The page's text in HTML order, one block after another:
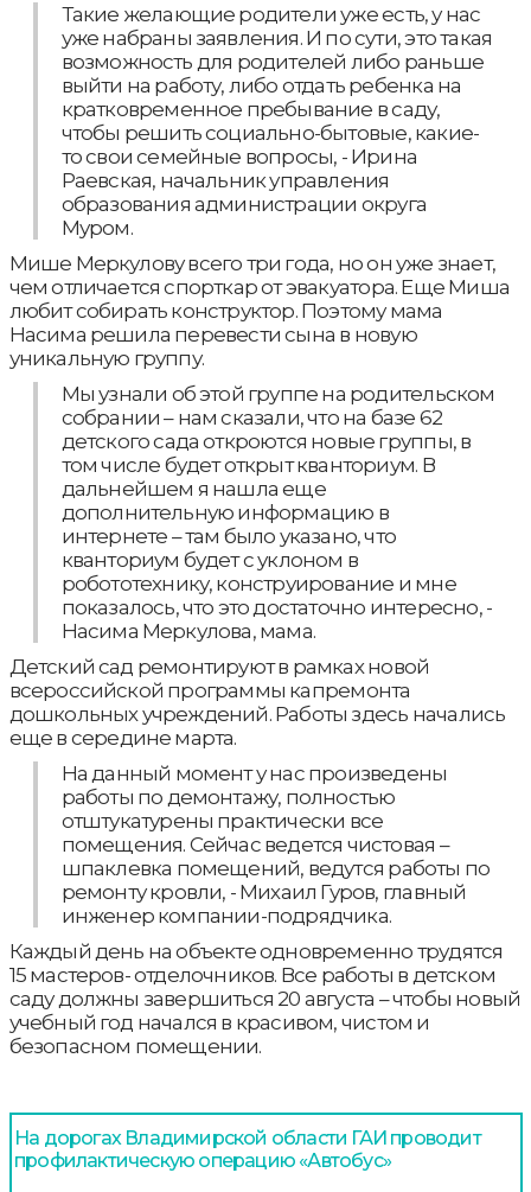
Такие желающие родители уже есть, у нас
уже набраны заявления. И по сути, это такая
возможность для родителей либо раньше
выйти на работу, либо отдать ребенка на
кратковременное пребывание в саду,
чтобы решить социально-бытовые, какие-
то свои семейные вопросы, - Ирина
Раевская, начальник управления
образования администрации округа
Муром.
Мише Меркулову всего три года, но он уже знает,
чем отличается спорткар от эвакуатора. Еще Миша
любит собирать конструктор. Поэтому мама
Насима решила перевести сына в новую
уникальную группу.
Мы узнали об этой группе на родительском
собрании – нам сказали, что на базе 62
детского сада откроются новые группы, в
том числе будет открыт кванториум. В
дальнейшем я нашла еще
дополнительную информацию в
интернете – там было указано, что
кванториум будет с уклоном в
робототехнику, конструирование и мне
показалось, что это достаточно интересно, -
Насима Меркулова, мама.
Детский сад ремонтируют в рамках новой
всероссийской программы капремонта
дошкольных учреждений. Работы здесь начались
еще в середине марта.
На данный момент у нас произведены
работы по демонтажу, полностью
отштукатурены практически все
помещения. Сейчас ведется чистовая –
шпаклевка помещений, ведутся работы по
ремонту кровли, - Михаил Гуров, главный
инженер компании-подрядчика.
Каждый день на объекте одновременно трудятся
15 мастеров- отделочников. Все работы в детском
саду должны завершиться 20 августа – чтобы новый
учебный год начался в красивом, чистом и
безопасном помещении.
На дорогах Владимирской области ГАИ проводит
профилактическую операцию «Автобус»